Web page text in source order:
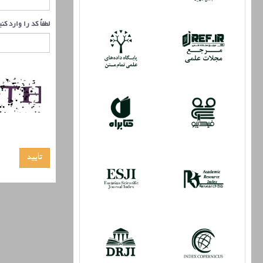
لطفاً کد را وارد